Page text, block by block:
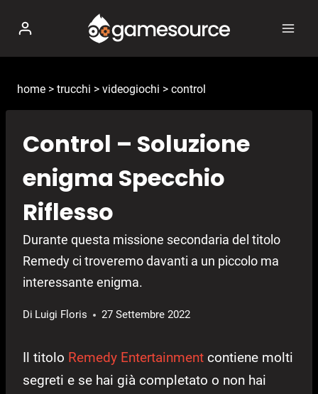
contenuto
home > trucchi > videogiochi > control
Control – Soluzione
enigma Specchio
Riflesso
Durante questa missione secondaria del titolo
Remedy ci troveremo davanti a un piccolo ma
interessante enigma.
Di Luigi Floris 27 Settembre 2022
Il titolo Remedy Entertainment contiene molti
segreti e se hai già completato o non hai